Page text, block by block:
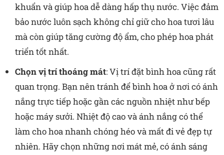
khuẩn và giúp hoa dễ dàng hấp thụ nước. Việc đảm
bảo nước luôn sạch không chỉ giữ cho hoa tươi lâu
mà còn giúp tăng cường độ ẩm, cho phép hoa phát
triển tốt nhất.
Chọn vị trí thoáng mát: Vị trí đặt bình hoa cũng rất
quan trọng. Bạn nên tránh để bình hoa ở nơi có ánh
nắng trực tiếp hoặc gần các nguồn nhiệt như bếp
hoặc máy sưởi. Nhiệt độ cao và ánh nắng có thể
làm cho hoa nhanh chóng héo và mất đi vẻ đẹp tự
nhiên. Hãy chọn những nơi mát mẻ, có ánh sáng